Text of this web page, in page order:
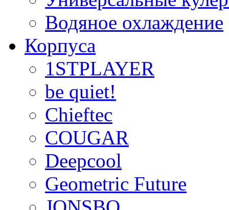
Водяное охлаждение
Корпуса
1STPLAYER
be quiet!
Chieftec
COUGAR
Deepcool
Geometric Future